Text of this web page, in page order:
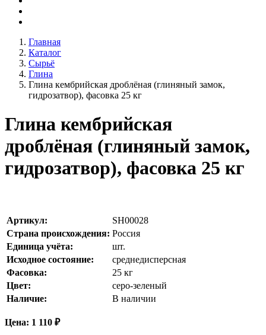
Главная
Каталог
Сырьё
Глина
Глина кембрийская дроблёная (глиняный замок,
гидрозатвор), фасовка 25 кг
Глина кембрийская
дроблёная (глиняный замок,
гидрозатвор), фасовка 25 кг
Артикул:
SH00028
Страна происхождения: Россия
Единица учёта:
шт.
Исходное состояние:
среднедисперсная
Фасовка:
25 кг
Цвет:
серо-зеленый
Наличие:
В наличии
Цена: 1 110 ₽